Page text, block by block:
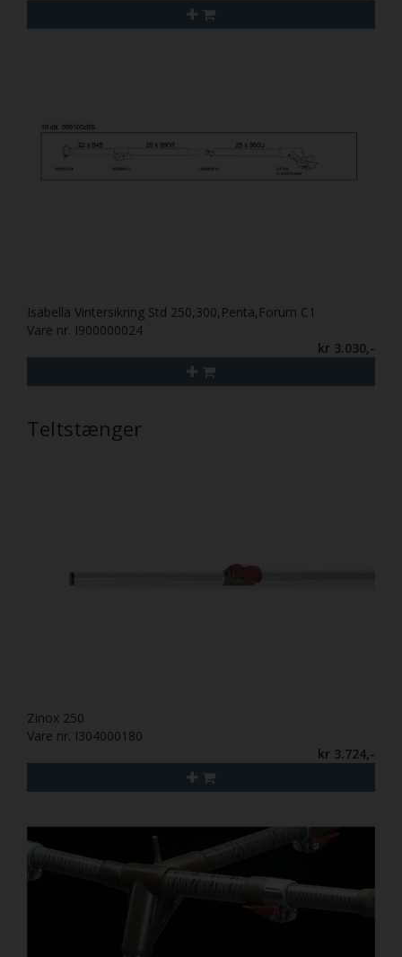
Isabella Vintersikring Std 250,300,Penta,Forum C1
Vare nr. I900000024
kr 3.030,-
Teltstænger
Zinox 250
Vare nr. I304000180
kr 3.724,-